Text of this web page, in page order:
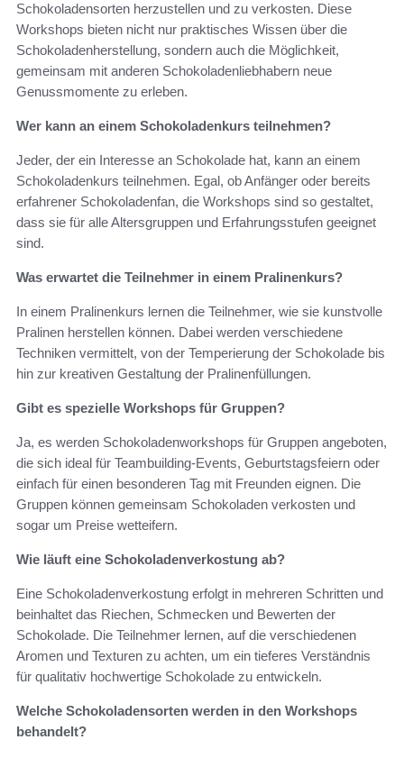
Schokoladensorten herzustellen und zu verkosten. Diese
Workshops bieten nicht nur praktisches Wissen über die
Schokoladenherstellung, sondern auch die Möglichkeit,
gemeinsam mit anderen Schokoladenliebhabern neue
Genussmomente zu erleben.
Wer kann an einem Schokoladenkurs teilnehmen?
Jeder, der ein Interesse an Schokolade hat, kann an einem
Schokoladenkurs teilnehmen. Egal, ob Anfänger oder bereits
erfahrener Schokoladenfan, die Workshops sind so gestaltet,
dass sie für alle Altersgruppen und Erfahrungsstufen geeignet
sind.
Was erwartet die Teilnehmer in einem Pralinenkurs?
In einem Pralinenkurs lernen die Teilnehmer, wie sie kunstvolle
Pralinen herstellen können. Dabei werden verschiedene
Techniken vermittelt, von der Temperierung der Schokolade bis
hin zur kreativen Gestaltung der Pralinenfüllungen.
Gibt es spezielle Workshops für Gruppen?
Ja, es werden Schokoladenworkshops für Gruppen angeboten,
die sich ideal für Teambuilding-Events, Geburtstagsfeiern oder
einfach für einen besonderen Tag mit Freunden eignen. Die
Gruppen können gemeinsam Schokoladen verkosten und
sogar um Preise wetteifern.
Wie läuft eine Schokoladenverkostung ab?
Eine Schokoladenverkostung erfolgt in mehreren Schritten und
beinhaltet das Riechen, Schmecken und Bewerten der
Schokolade. Die Teilnehmer lernen, auf die verschiedenen
Aromen und Texturen zu achten, um ein tieferes Verständnis
für qualitativ hochwertige Schokolade zu entwickeln.
Welche Schokoladensorten werden in den Workshops
behandelt?